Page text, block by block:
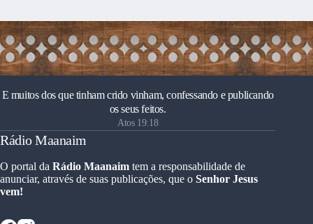
E muitos dos que tinham crido vinham, confessando e publicando
os seus feitos.
Atos 19:18
Rádio Maanaim
O portal da Rádio Maanaim tem a responsabilidade de
anunciar, através de suas publicações, que o Senhor Jesus
vem!